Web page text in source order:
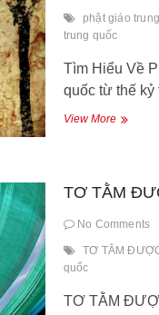
phật giáo
trung quốc
Tìm Hiểu Về
quốc từ thế
View MoreTìm
Trung
TƠ TẰM
No Comments
TƠ TẰM
quốc
TƠ TẰM